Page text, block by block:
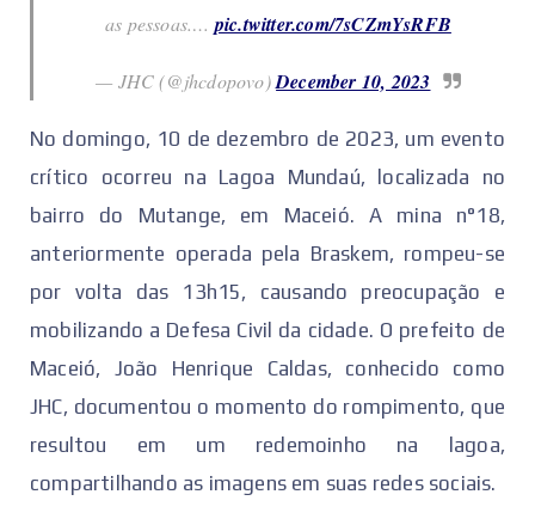
as pessoas.… pic.twitter.com/7sCZmYsRFB
— JHC (@jhcdopovo)December 10, 2023
No domingo, 10 de dezembro de 2023, um evento
crítico ocorreu na Lagoa Mundaú, localizada no
bairro do Mutange, em Maceió. A mina n°18,
anteriormente operada pela Braskem, rompeu-se
por volta das 13h15, causando preocupação e
mobilizando a Defesa Civil da cidade. O prefeito de
Maceió, João Henrique Caldas, conhecido como
JHC, documentou o momento do rompimento, que
resultou em um redemoinho na lagoa,
compartilhando as imagens em suas redes sociais.